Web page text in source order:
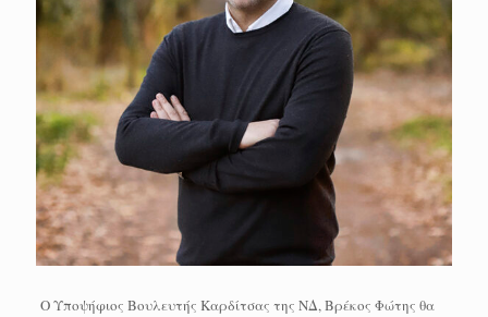
Ο Υποψήφιος Βουλευτής Καρδίτσας της ΝΔ, Βρέκος Φώτης θα